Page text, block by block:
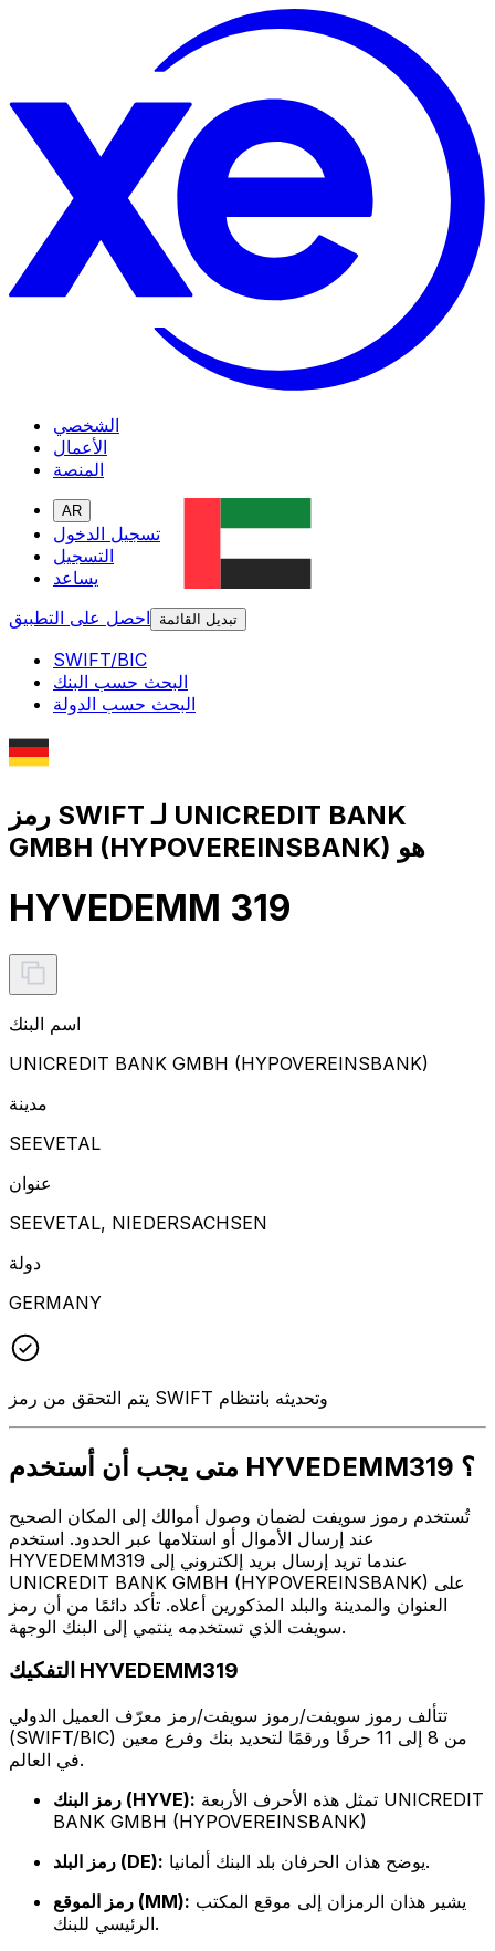
الشخصي
الأعمال
المنصة
AR
تسجيل الدخول
التسجيل
يساعد
احصل على التطبيق
تبديل القائمة
SWIFT/BIC
البحث حسب البنك
البحث حسب الدولة
رمز SWIFT لـ UNICREDIT BANK
GMBH (HYPOVEREINSBANK) هو
HYVEDEMM 319
اسم البنك
UNICREDIT BANK GMBH (HYPOVEREINSBANK)
مدينة
SEEVETAL
عنوان
SEEVETAL, NIEDERSACHSEN
دولة
GERMANY
يتم التحقق من رمز SWIFT وتحديثه بانتظام
متى يجب أن أستخدم HYVEDEMM319 ؟
تُستخدم رموز سويفت لضمان وصول أموالك إلى المكان الصحيح
عند إرسال الأموال أو استلامها عبر الحدود. استخدم
HYVEDEMM319 عندما تريد إرسال بريد إلكتروني إلى
UNICREDIT BANK GMBH (HYPOVEREINSBANK) على
العنوان والمدينة والبلد المذكورين أعلاه. تأكد دائمًا من أن رمز
سويفت الذي تستخدمه ينتمي إلى البنك الوجهة.
التفكيك HYVEDEMM319
تتألف رموز سويفت/رموز سويفت/رمز معرّف العميل الدولي
(SWIFT/BIC) من 8 إلى 11 حرفًا ورقمًا لتحديد بنك وفرع معين
في العالم.
رمز البنك (HYVE):
BANK GMBH (HYPOVEREINSBANK)
رمز البلد (DE):
يوضح هذان الحرفان بلد البنك ألمانيا.
رمز الموقع (MM):
الرئيسي للبنك.